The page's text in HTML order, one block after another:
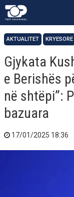
AKTUALITET KRYESORE
Gjykata
e Berishës
në shtëpi”:
bazuara
17/01/2025 18:36